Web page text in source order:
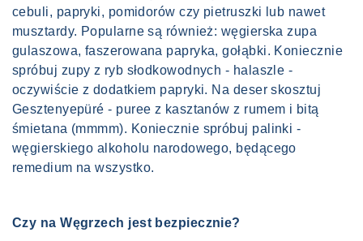
cebuli, papryki, pomidorów czy pietruszki lub nawet
musztardy. Popularne są również: węgierska zupa
gulaszowa, faszerowana papryka, gołąbki. Koniecznie
spróbuj zupy z ryb słodkowodnych - halaszle -
oczywiście z dodatkiem papryki. Na deser skosztuj
Gesztenyepüré - puree z kasztanów z rumem i bitą
śmietana (mmmm). Koniecznie spróbuj palinki -
węgierskiego alkoholu narodowego, będącego
remedium na wszystko.
Czy na Węgrzech jest bezpiecznie?